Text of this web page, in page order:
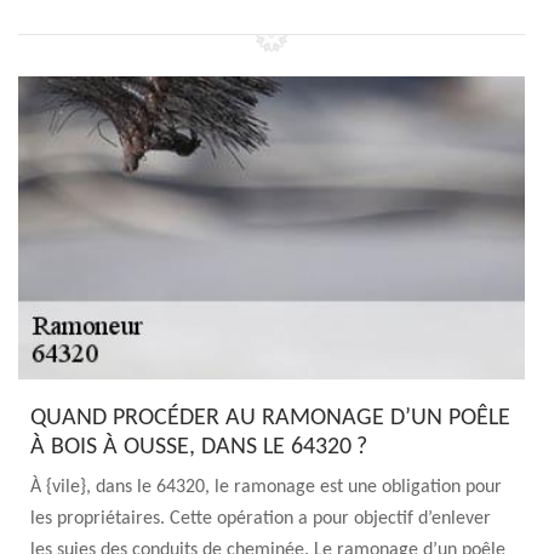
QUAND PROCÉDER AU RAMONAGE D’UN POÊLE
À BOIS À OUSSE, DANS LE 64320 ?
À {vile}, dans le 64320, le ramonage est une obligation pour
les propriétaires. Cette opération a pour objectif d’enlever